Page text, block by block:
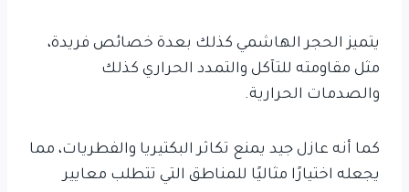
يتميز الحجر الهاشمي كذلك بعدة خصائص فريدة،
مثل مقاومته للتآكل والتمدد الحراري كذلك
والصدمات الحرارية.
كما أنه عازل جيد يمنع تكاثر البكتيريا والفطريات، مما
يجعله اختيارًا مثاليًا للمناطق التي تتطلب معايير